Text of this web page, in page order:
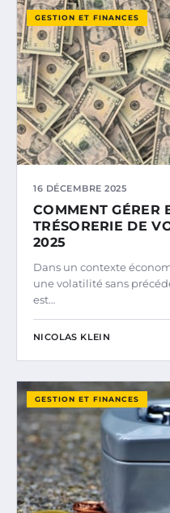
GESTION ET FINANCES
16 DÉCEMBRE 2025
COMMENT GÉRER
TRÉSORERIE DE
2025
Dans un contexte
une volatilité sans
est…
NICOLAS KLEIN
GESTION ET FINANCES